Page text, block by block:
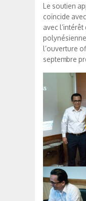
Le soutien
coïncide
avec
l’ouverture
septembre